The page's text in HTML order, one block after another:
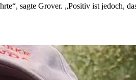
sagte Grover. „Positiv ist jedoch,